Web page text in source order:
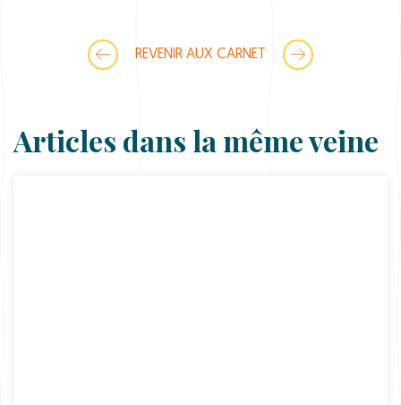
y
REVENIR AUX CARNET
Articles dans la même veine